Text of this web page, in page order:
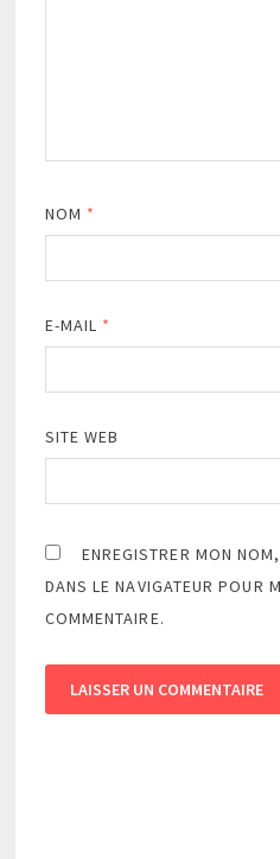
NOM *
E-MAIL *
SITE WEB
ENREGISTRER MON
DANS LE NAVIGATEUR POUR
COMMENTAIRE.